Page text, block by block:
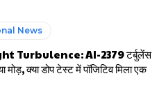
News
Turbulence: AI-2379 टर्बुलेंस
मोड़, क्या डोप टेस्ट में पॉजिटिव मिला एक